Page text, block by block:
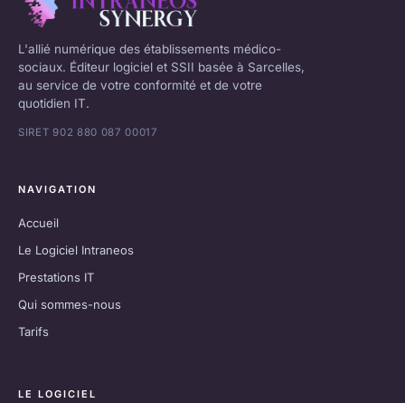
L'allié numérique des établissements médico-
sociaux. Éditeur logiciel et SSII basée à Sarcelles,
au service de votre conformité et de votre
quotidien IT.
SIRET 902 880 087 00017
NAVIGATION
Accueil
Le Logiciel Intraneos
Prestations IT
Qui sommes-nous
Tarifs
LE LOGICIEL